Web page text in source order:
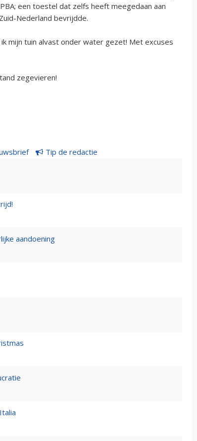
een toestel dat zelfs heeft meegedaan aan
Nederland bevrijdde.
mijn tuin alvast onder water gezet! Met excuses
zegevieren!
Tip de redactie
aandoening